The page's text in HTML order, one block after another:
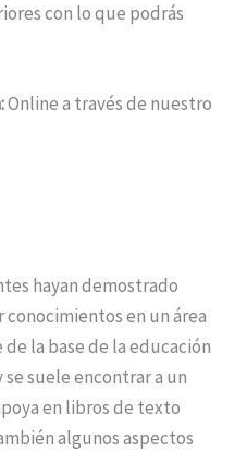
con lo que podrás
Online a través de nuestro
hayan demostrado
en un área
la base de la educación
suele encontrar a un
en libros de texto
algunos aspectos